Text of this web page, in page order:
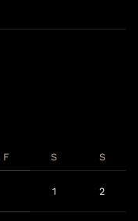
F S S
1 2